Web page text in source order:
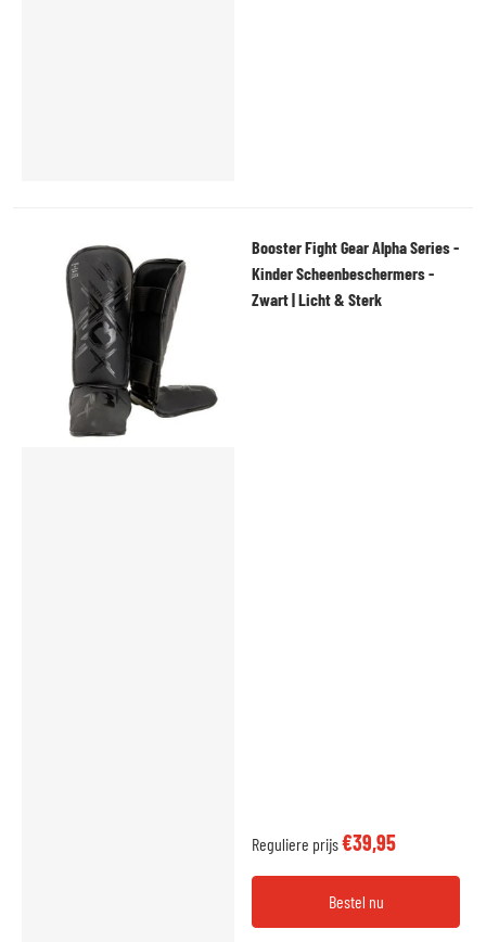
Booster Fight Gear Alpha Series -
Kinder Scheenbeschermers -
Zwart | Licht & Sterk
Reguliere prijs€39,95
Bestel nu